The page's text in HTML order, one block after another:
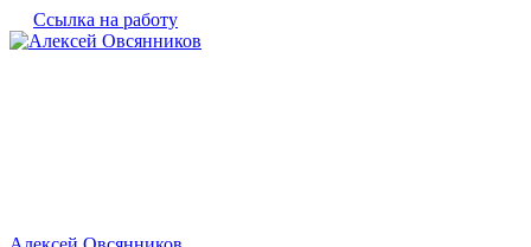
Ссылка на работу